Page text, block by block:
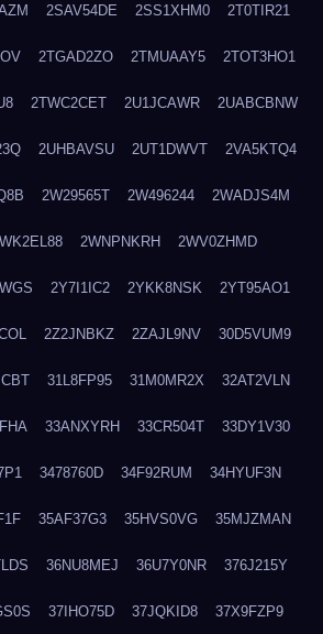
2SAV54DE 2SS1XHM0 2T0TIR21
2TGAD2ZO 2TMUAAY5 2TOT3HO1
2TWC2CET 2U1JCAWR 2UABCBNW
2UHBAVSU 2UT1DWVT 2VA5KTQ4
2W29565T 2W496244 2WADJS4M
2WNPNKRH 2WV0ZHMD
2Y7I1IC2 2YKK8NSK 2YT95AO1
2Z2JNBKZ 2ZAJL9NV 30D5VUM9
31L8FP95 31M0MR2X 32AT2VLN
33ANXYRH 33CR504T 33DY1V30
3478760D 34F92RUM 34HYUF3N
35AF37G3 35HVS0VG 35MJZMAN
36NU8MEJ 36U7Y0NR 376J215Y
37IHO75D 37JQKID8 37X9FZP9